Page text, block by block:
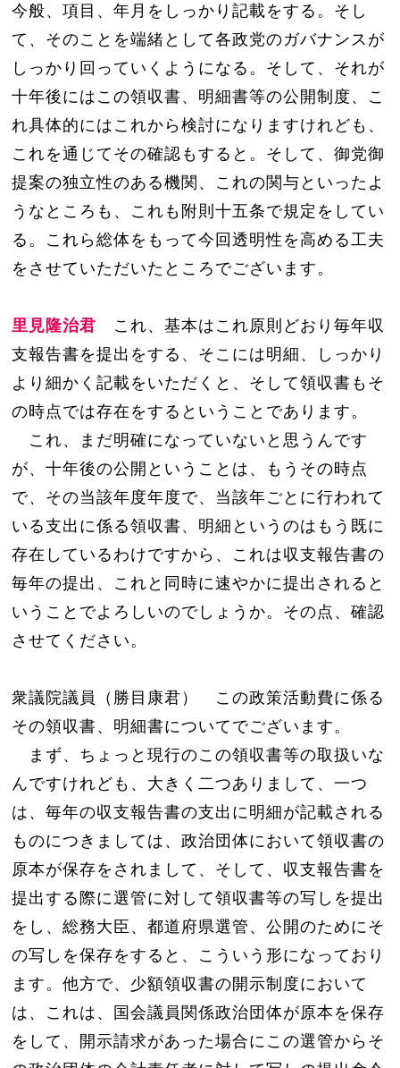
今般、項目、年月をしっかり記載をする。そし
て、そのことを端緒として各政党のガバナンスが
しっかり回っていくようになる。そして、それが
十年後にはこの領収書、明細書等の公開制度、こ
れ具体的にはこれから検討になりますけれども、
これを通じてその確認もすると。そして、御党御
提案の独立性のある機関、これの関与といったよ
うなところも、これも附則十五条で規定をしてい
る。これら総体をもって今回透明性を高める工夫
をさせていただいたところでございます。
里見隆治君 これ、基本はこれ原則どおり毎年収
支報告書を提出をする、そこには明細、しっかり
より細かく記載をいただくと、そして領収書もそ
の時点では存在をするということであります。
これ、まだ明確になっていないと思うんです
が、十年後の公開ということは、もうその時点
で、その当該年度年度で、当該年ごとに行われて
いる支出に係る領収書、明細というのはもう既に
存在しているわけですから、これは収支報告書の
毎年の提出、これと同時に速やかに提出されると
いうことでよろしいのでしょうか。その点、確認
させてください。
衆議院議員（勝目康君） この政策活動費に係る
その領収書、明細書についてでございます。
まず、ちょっと現行のこの領収書等の取扱いな
んですけれども、大きく二つありまして、一つ
は、毎年の収支報告書の支出に明細が記載される
ものにつきましては、政治団体において領収書の
原本が保存をされまして、そして、収支報告書を
提出する際に選管に対して領収書等の写しを提出
をし、総務大臣、都道府県選管、公開のためにそ
の写しを保存をすると、こういう形になっており
ます。他方で、少額領収書の開示制度において
は、これは、国会議員関係政治団体が原本を保存
をして、開示請求があった場合にこの選管からそ